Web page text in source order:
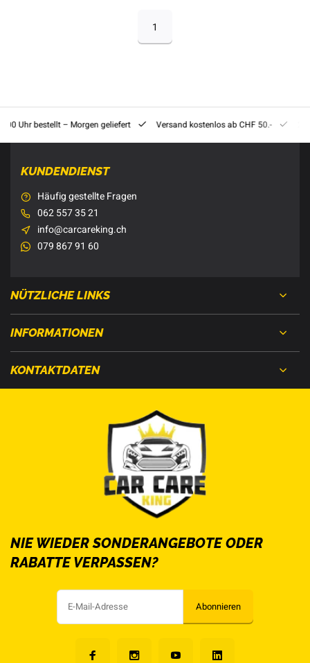
1
Uhr bestellt – Morgen geliefert Versand kostenlos ab CHF 50.-
KUNDENDIENST
Häufig gestellte Fragen
062 557 35 21
info@carcareking.ch
079 867 91 60
NÜTZLICHE LINKS
INFORMATIONEN
KONTAKTDATEN
NIE WIEDER SONDERANGEBOTE ODER
RABATTE VERPASSEN?
Abonnieren